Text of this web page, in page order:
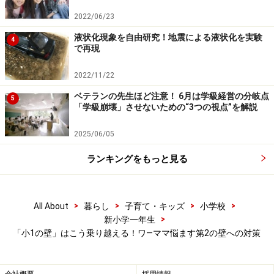
ことです。あなたひとりでどうにかやりくりできるもの
だ、と思われないために、状況を細かく夫とシェアし、
夫婦で知恵を絞りましょう。「壁」にぶち当たった最初
の段階で夫を巻き込んで、保育園とは違うということを
夫婦で共有し、話し合っておきましょう。
「小1の壁」乗り越え方2：ファミリーサポ
な時のために「ファミリーサポートセンター」の利用登
録をしておきましょう。ほとんどの自治体が独自に運営
ターの担当者が、子どもを預けたい「おねがい会員」
2022/06/23
4
液状化現象を自由研究！地震による液状化を実験
で再現
2022/11/22
5
ベテランの先生ほど注意！ 6月は学級経営の分岐点
「学級崩壊」させないための“3つの視点”を解説
2025/06/05
ランキングをもっと見る
All About > 暮らし > 子育て・キッズ > 小学校
>
新小学一年生
>
「小1の壁」はこう乗り越える！ワ―ママ悩ます第2の壁への対策